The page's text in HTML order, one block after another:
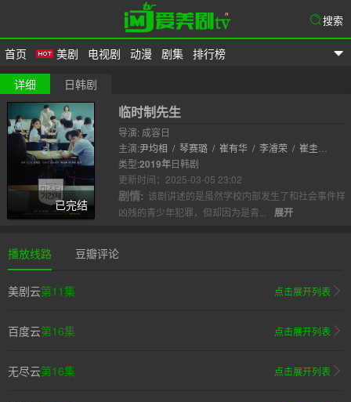
首页 美剧 电视剧 动漫 剧集 排行榜
搜索
详细 日韩剧
已完结
临时制先生
导演: 成容日
主演:尹均相 / 琴赛璐 / 崔有华 / 李濬荣 / 崔圭
真 / 韩素恩 / 金明智
类型:2019年日韩剧
更新时间：2025-03-05 23:02
剧情: 该剧讲述的是虽然学校内部发生了和社会事件样
凶残的青少年犯罪，但却因为是青...
展开
播放线路 豆瓣评论
美剧云第11集 点击展开列表
百度云第16集 点击展开列表
无尽云第16集 点击展开列表